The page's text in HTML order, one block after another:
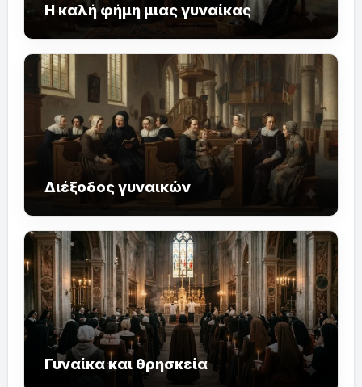
Η καλή φήμη μιας γυναίκας
Διέξοδος γυναικών
Γυναίκα και θρησκεία